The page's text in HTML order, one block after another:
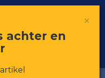
Toggle
×
achter en